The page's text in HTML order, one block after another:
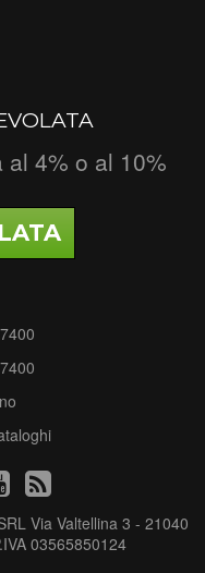
al 4% o al 10%
Via Valtellina 3 - 21040
03565850124